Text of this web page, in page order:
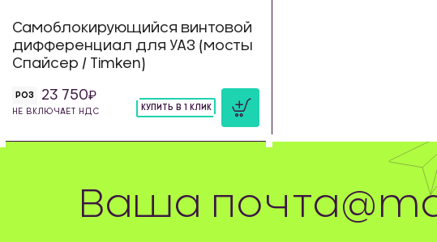
Самоблокирующийся винтовой
дифференциал для УАЗ (мосты
Спайсер / Timken)
РОЗ 23 750
НЕ ВКЛЮЧАЕТ НДС КУПИТЬ В 1 КЛИК